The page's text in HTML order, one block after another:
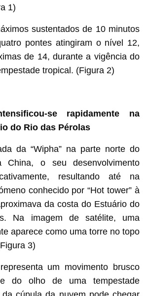
1)
sustentados de 10 minutos
pontes atingiram o nível 12,
de 14, durante a vigência do
tropical. (Figura 2)
se rapidamente na
do Rio das Pérolas
da “Wipha” na parte norte do
o seu desenvolvimento
resultando até na
conhecido por “Hot tower” à
da costa do Estuário do
Na imagem de satélite, uma
aparece como uma torre no topo
3)
um movimento brusco
do olho de uma tempestade